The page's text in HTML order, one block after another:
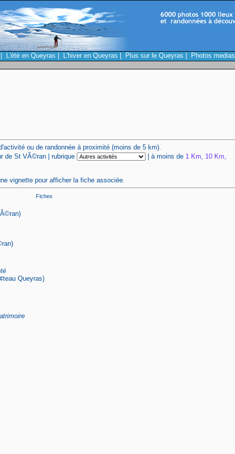
L'été en Queyras L'hiver en Queyras Plus sur le Queyras Photos medias
ou de randonnée à proximité (moins de 5 km).
de St VÃ©ran | rubrique | à moins de 1 Km, 10 Km,
vignette pour afficher la fiche associée.
Fiches
Queyras)